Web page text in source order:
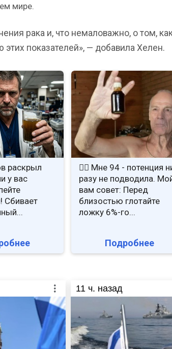
мире.
рака и, что немаловажно, о том,
этих показателей», — добавила Хелен.
раскрыл
у вас
Сбивает
❤️‍🔥 Мне 94 - потенция
разу не подводила.
вам совет: Перед
близостью глотайте
ложку 6%-го...
Подробнее
11 ч. назад